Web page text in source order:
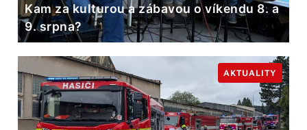
Kam za kulturou a zábavou o víkendu 8. a
9. srpna?
AKTUALITY